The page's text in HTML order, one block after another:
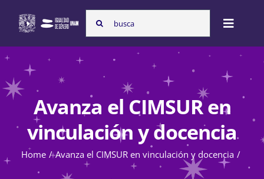
content
Search
for:
Toggle
Nosotras
Programas
Avanza el CIMSUR en
vinculación y docencia
Home Avanza el CIMSUR en vinculación y docencia